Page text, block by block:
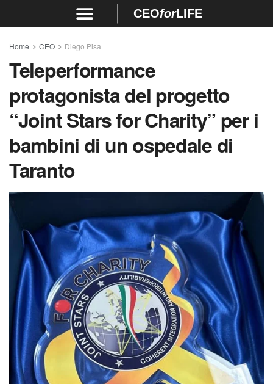
CEOforLIFE
Home CEO Diego Pisa
Teleperformance
protagonista del progetto
“Joint Stars for Charity” per i
bambini di un ospedale di
Taranto